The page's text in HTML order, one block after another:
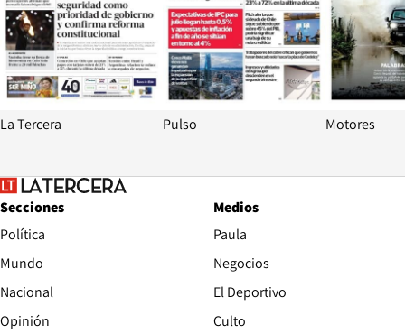
La Tercera Pulso Motores
Secciones
Política
Mundo
Nacional
Opinión
Medios
Paula
Negocios
El Deportivo
Culto